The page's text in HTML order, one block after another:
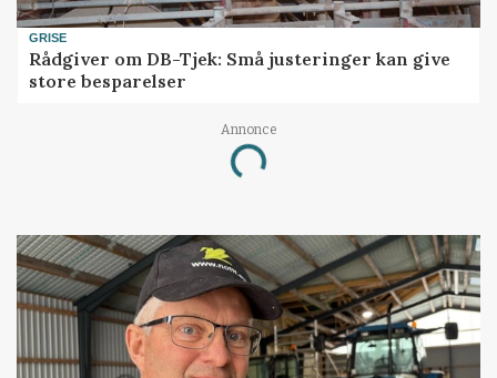
GRISE
Rådgiver om DB-Tjek: Små justeringer kan give
store besparelser
Annonce
Loading...